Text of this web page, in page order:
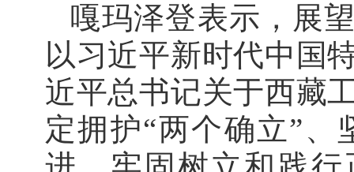
嘎玛泽登表示，展
以习近平新时代中国
近平总书记关于西藏
定拥护“两个确立”、